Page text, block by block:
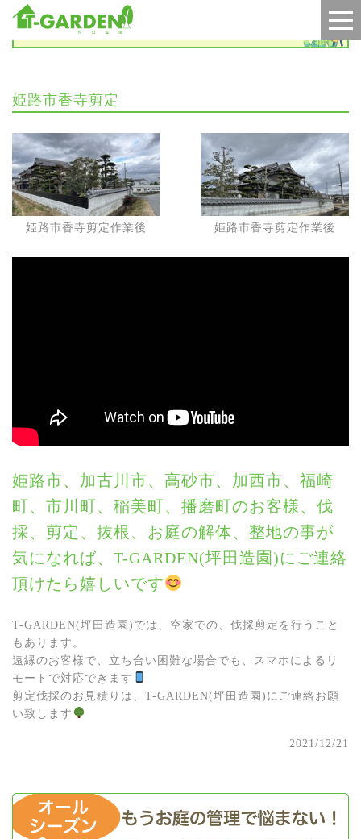
施工実績
姫路市香寺剪定
姫路市香寺剪定作業後 姫路市香寺剪定作業後
姫路市、加古川市、高砂市、加西市、福崎
町、市川町、稲美町、播磨町のお客様、伐
採、剪定、抜根、お庭の解体、整地の事が
気になれば、T-GARDEN(坪田造園)にご連絡
頂けたら嬉しいです
T-GARDEN(坪田造園)では、空家での、伐採剪定を行うこと
もあります。
遠縁のお客様で、立ち合い困難な場合でも、スマホによるリ
モートで対応できます
剪定伐採のお見積りは、T-GARDEN(坪田造園)にご連絡お願
い致します
2021/12/21